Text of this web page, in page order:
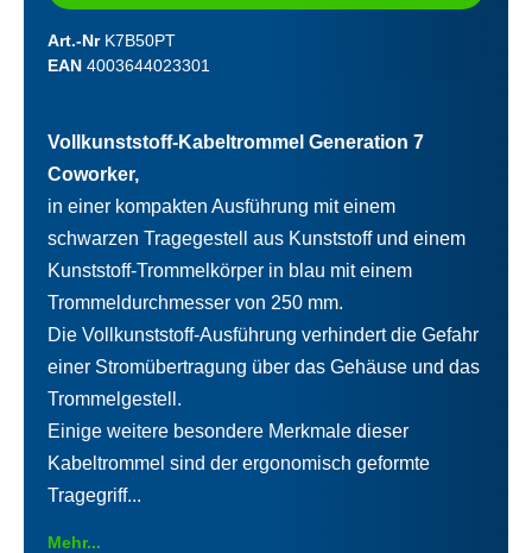
Art.-Nr K7B50PT
EAN 4003644023301
Vollkunststoff-Kabeltrommel Generation 7
Coworker,
in einer kompakten Ausführung mit einem
schwarzen Tragegestell aus Kunststoff und einem
Kunststoff-Trommelkörper in blau mit einem
Trommeldurchmesser von 250 mm.
Die Vollkunststoff-Ausführung verhindert die Gefahr
einer Stromübertragung über das Gehäuse und das
Trommelgestell.
Einige weitere besondere Merkmale dieser
Kabeltrommel sind der ergonomisch geformte
Tragegriff...
Mehr...